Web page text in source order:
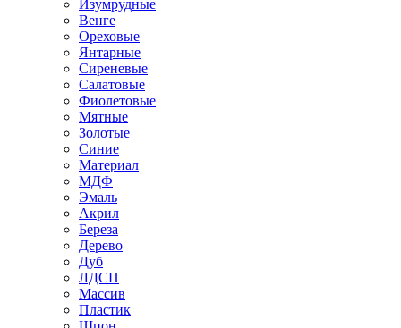
Изумрудные
Венге
Ореховые
Янтарные
Сиреневые
Салатовые
Фиолетовые
Мятные
Золотые
Синие
Материал
МДФ
Эмаль
Акрил
Береза
Дерево
Дуб
ЛДСП
Массив
Пластик